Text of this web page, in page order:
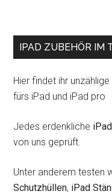
IPAD ZUBEHÖR IM
Hier findet ihr
fürs iPad und iPad pro
Jedes erdenkliche
von uns geprüft.
Unter anderem testen
Schutzhüllen, iPad